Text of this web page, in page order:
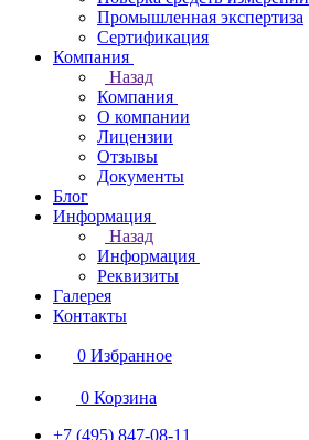
Промышленная экспертиза
Сертификация
Компания
Назад
Компания
О компании
Лицензии
Отзывы
Документы
Блог
Информация
Назад
Информация
Реквизиты
Галерея
Контакты
0 Избранное
0 Корзина
+7 (495) 847-08-11